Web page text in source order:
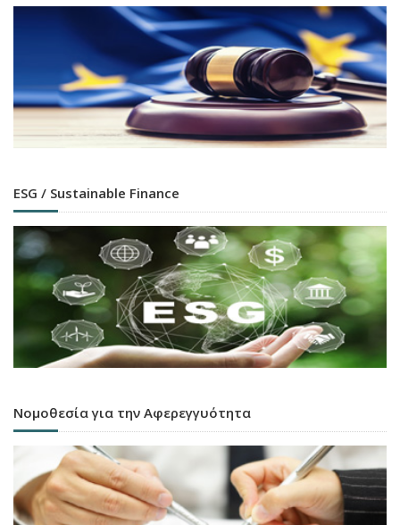
ESG / Sustainable Finance
Νομοθεσία για την Αφερεγγυότητα